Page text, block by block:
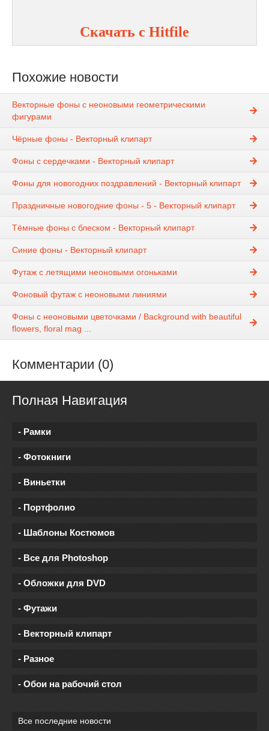
Скачать с Hitfile
Похожие новости
Векторные фоны с неоновыми геометрическими
фигурами
Чёрные фоны - Векторный клипарт
Фоны с сердечками - Векторный клипарт
Фоны для новогодних поздравлений - Векторный клипарт
Праздничные новогодние фоны - 5 - Векторный клипарт
Тёмные фоны с блеском - Векторный клипарт
Синие фоны - Векторный клипарт
Футаж с летящими неоновыми огоньками
Фоновый футаж с неоновыми линиями
Фоны с неоновыми цветочками / Background with beautiful
flowers, floral mag ...
Комментарии (0)
Полная Навигация
- Рамки
- Фотокниги
- Виньетки
- Портфолио
- Шаблоны Костюмов
- Все для Photoshop
- Обложки для DVD
- Футажи
- Векторный клипарт
- Разное
- Обои на рабочий стол
Все последние новости